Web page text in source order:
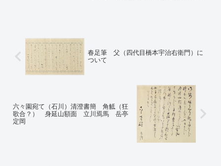
春足筆 父（四代目橋本宇治右衛門）に
ついて
六々園宛て（石川）清澄書簡 角觝（狂
歌合？） 身延山額面 立川焉馬 岳亭
定岡